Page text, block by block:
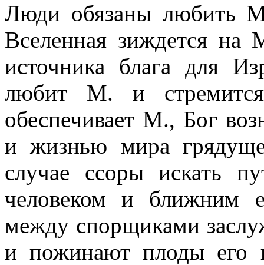
Люди обязаны любить
Вселенная зиждется
источника блага для
любит М. и
обеспечивает М., Бог
и жизнью мира
случае ссоры искать
человеком и ближним
между спорщиками
и пожинают плоды его